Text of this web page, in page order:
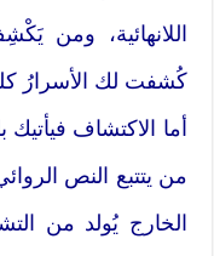
اللانهائية، ومن
كُشفت لك الأسرارُ
أما الاكتشاف
من يتتبع النص
الخارج يُولد من